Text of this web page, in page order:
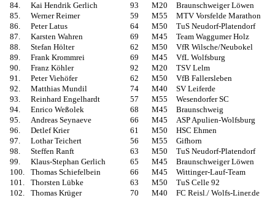
84.
Kai Hendrik Gerlich 93 M20
Braunschweiger Löwen
85.
Werner Reimer 59 M55
MTV Vorsfelde Marathon
86.
Peter Latus 64 M50
TuS Neudorf-Platendorf
87.
Karsten Wahren 69 M45
Team Waggumer Holz
88.
Stefan Hölter 62 M50
VfR Wilsche/Neubokel
89.
Frank Krommrei 69 M45
VfL Wolfsburg
90.
Franz Köhler 92 M20
TSV Lelm
91.
Peter Viehöfer 62 M50
VfB Fallersleben
92.
Matthias Mundil 74 M40
SV Leiferde
93.
Reinhard Engelhardt 57 M55
Wesendorfer SC
94.
Enrico Weßolek 68 M45
Braunschweig
95.
Andreas Seynaeve 66 M45
ASP Apulien-Wolfsburg
96.
Detlef Krier 61 M50
HSC Ehmen
97.
Lothar Teichert 56 M55
Gifhorn
98.
Steffen Ranft 63 M50
TuS Neudorf-Platendorf
99.
Klaus-Stephan Gerlich 65 M45
Braunschweiger Löwen
100.
Thomas Schiefelbein 66 M45
Wittinger-Lauf-Team
101.
Thorsten Lübke 63 M50
TuS Celle 92
102.
Thomas Krüger 70 M40
FC Reisl./ Wolfs-Liner.de